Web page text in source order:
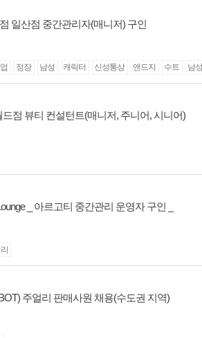
일산점 중간관리자(매니저) 구인
정장 남성 캐릭터 신성통상 앤드지 수트 남
점 뷰티 컨설턴트(매니저, 주니어, 시니어)
_ 아르고티 중간관리 운영자 구인 _
주얼리 판매사원 채용(수도권 지역)